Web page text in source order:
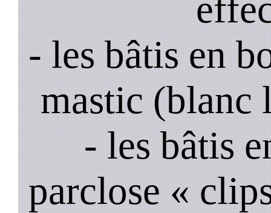
- les bâtis en
mastic (blanc
- les bâtis
parclose «